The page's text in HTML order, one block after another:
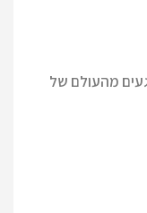
מהעולם של